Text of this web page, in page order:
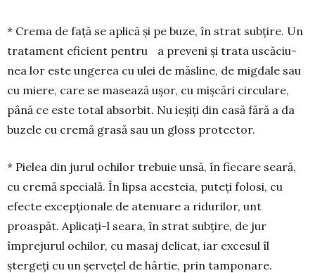
* Crema de faţă se aplică şi pe bu­ze, în strat subţire. Un
tratament efici­ent pentru a preveni şi trata uscă­ciu­
nea lor este ungerea cu ulei de măs­line, de migdale sau
cu miere, care se masează uşor, cu mişcări circulare,
până ce este total absorbit. Nu ieşiţi din casă fără a da
buzele cu cremă grasă sau un gloss protector.
* Pielea din jurul ochilor trebuie unsă, în fiecare seară,
cu cremă spe­cială. În lipsa acesteia, puteţi folosi, cu
efecte excepţionale de atenuare a ri­­du­rilor, unt
proaspăt. Aplicaţi-l sea­­ra, în strat subţire, de jur
împrejurul ochilor, cu masaj delicat, iar excesul îl
ştergeţi cu un şerveţel de hârtie, prin tampo­nare.